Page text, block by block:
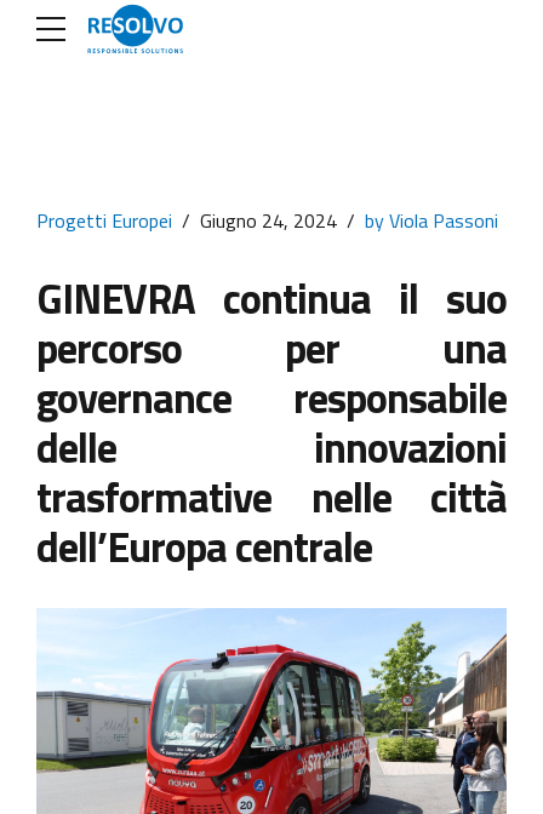
Progetti Europei Giugno 24, 2024 by Viola Passoni
GINEVRA continua il suo
percorso per una
governance responsabile
delle innovazioni
trasformative nelle città
dell’Europa centrale